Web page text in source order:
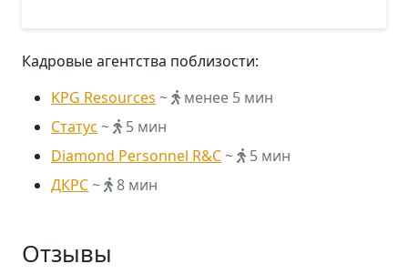
Кадровые агентства поблизости:
KPG Resources ~
менее 5 мин
Статус ~
5 мин
Diamond Personnel R&C~
5 мин
ДКРС~ 8 мин
Отзывы